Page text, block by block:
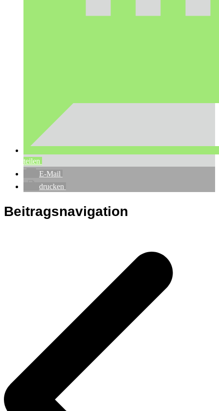
teilen
E-Mail
drucken
Beitragsnavigation